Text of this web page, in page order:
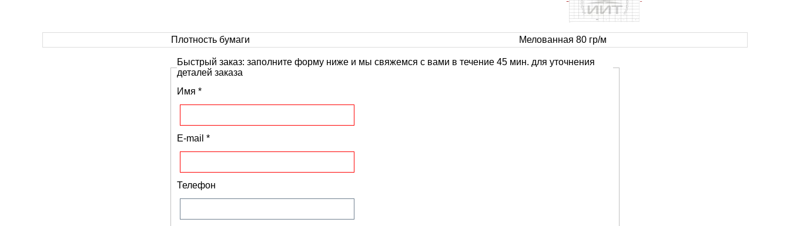
Плотность бумаги Мелованная 80 гр/м
Быстрый заказ: заполните форму ниже и мы свяжемся с вами в течение 45 мин. для уточнения
деталей заказа
Имя *
E-mail *
Телефон